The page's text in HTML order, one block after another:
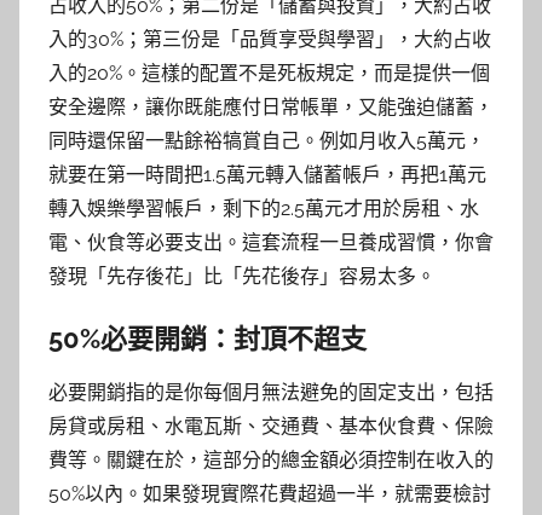
占收入的50%；第二份是「儲蓄與投資」，大約占收
入的30%；第三份是「品質享受與學習」，大約占收
入的20%。這樣的配置不是死板規定，而是提供一個
安全邊際，讓你既能應付日常帳單，又能強迫儲蓄，
同時還保留一點餘裕犒賞自己。例如月收入5萬元，
就要在第一時間把1.5萬元轉入儲蓄帳戶，再把1萬元
轉入娛樂學習帳戶，剩下的2.5萬元才用於房租、水
電、伙食等必要支出。這套流程一旦養成習慣，你會
發現「先存後花」比「先花後存」容易太多。
50%必要開銷：封頂不超支
必要開銷指的是你每個月無法避免的固定支出，包括
房貸或房租、水電瓦斯、交通費、基本伙食費、保險
費等。關鍵在於，這部分的總金額必須控制在收入的
50%以內。如果發現實際花費超過一半，就需要檢討